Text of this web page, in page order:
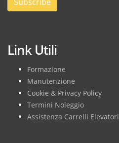
Link Utili
Formazione
Manutenzione
Cookie & Privacy Policy
Termini Noleggio
Assistenza Carrelli Elevatori